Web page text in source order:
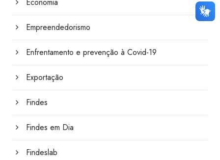
Economia
Empreendedorismo
Enfrentamento e prevenção à Covid-19
Exportação
Findes
Findes em Dia
Findeslab